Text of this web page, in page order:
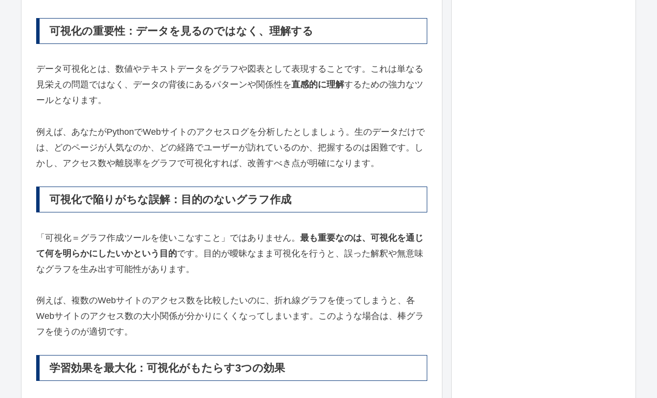
可視化の重要性：データを見るのではなく、理解する
データ可視化とは、数値やテキストデータをグラフや図表として表現することです。これは単なる
見栄えの問題ではなく、データの背後にあるパターンや関係性を直感的に理解するための強力なツ
ールとなります。
例えば、あなたがPythonでWebサイトのアクセスログを分析したとしましょう。生のデータだけで
は、どのページが人気なのか、どの経路でユーザーが訪れているのか、把握するのは困難です。し
かし、アクセス数や離脱率をグラフで可視化すれば、改善すべき点が明確になります。
可視化で陥りがちな誤解：目的のないグラフ作成
「可視化＝グラフ作成ツールを使いこなすこと」ではありません。 最も重要なのは、可視化を通じ
て何を明らかにしたいかという目的です。目的が曖昧なまま可視化を行うと、誤った解釈や無意味
なグラフを生み出す可能性があります。
例えば、複数のWebサイトのアクセス数を比較したいのに、折れ線グラフを使ってしまうと、各
Webサイトのアクセス数の大小関係が分かりにくくなってしまいます。このような場合は、棒グラ
フを使うのが適切です。
学習効果を最大化：可視化がもたらす3つの効果